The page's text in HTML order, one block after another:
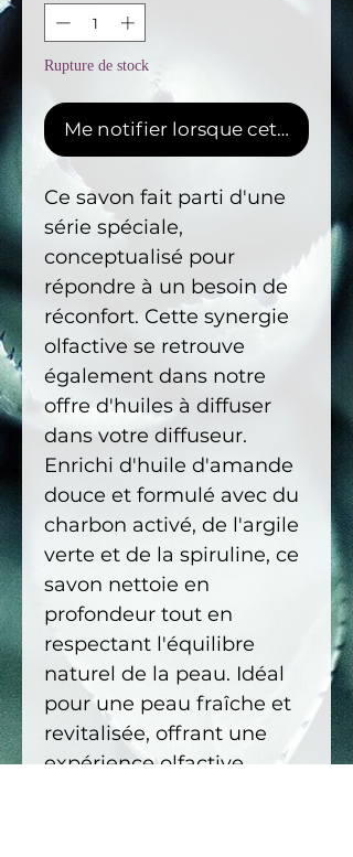
Rupture de stock
Me notifier lorsque cet article
Ce savon fait parti d'une
série spéciale,
conceptualisé pour
répondre à un besoin de
réconfort. Cette synergie
olfactive se retrouve
également dans notre
offre d'huiles à diffuser
dans votre diffuseur.
Enrichi d'huile d'amande
douce et formulé avec du
charbon activé, de l'argile
verte et de la spiruline, ce
savon nettoie en
profondeur tout en
respectant l'équilibre
naturel de la peau. Idéal
pour une peau fraîche et
revitalisée, offrant une
expérience olfactive